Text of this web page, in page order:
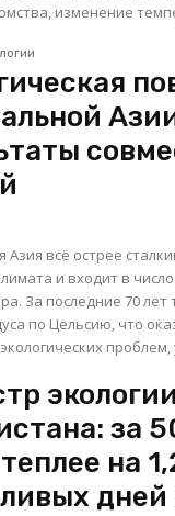
изменение
Азия всё острее
и входит в
За последние 70
по Цельсию, что
проблем,
экологии
за
на
дней